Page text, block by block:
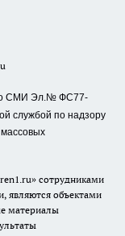
СМИ Эл.№ ФС77-
службой по надзору
сотрудниками
являются объектами
материалы